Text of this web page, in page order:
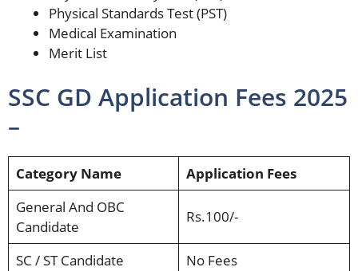
Physical Standards Test (PST)
Medical Examination
Merit List
SSC GD Application Fees 2025
–
Category Name
Application Fees
General And OBC
Candidate
Rs.100/-
SC / ST Candidate
No Fees